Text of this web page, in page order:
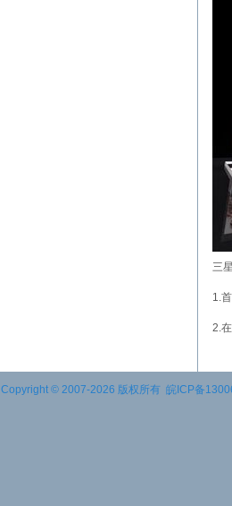
三
1.
2.
Copyright © 2007-2026 版权所有 皖ICP备